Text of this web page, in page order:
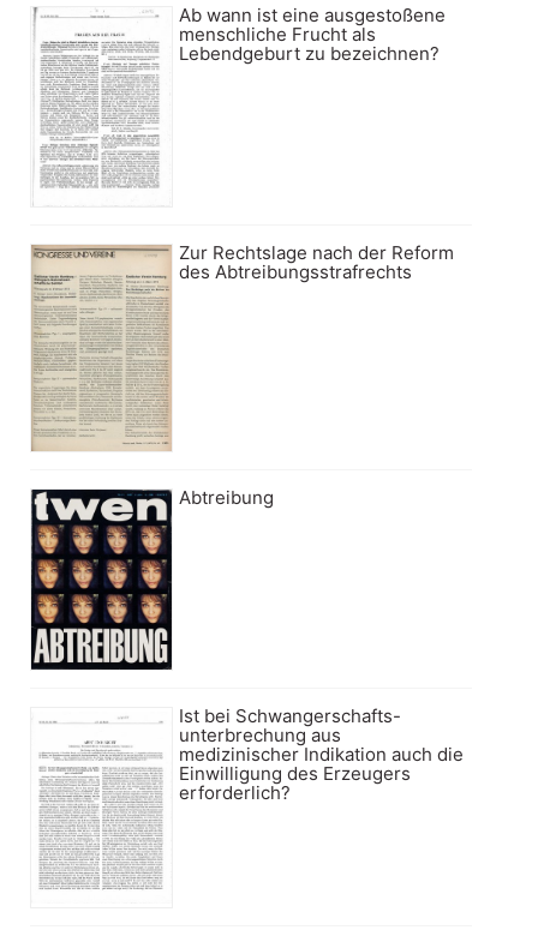
Ab wann ist eine ausgestoßene
menschliche Frucht als
Lebendgeburt zu bezeichnen?
Zur Rechtslage nach der Reform
des Abtreibungsstrafrechts
Abtreibung
Ist bei Schwangerschafts-
unterbrechung aus
medizinischer Indikation auch die
Einwilligung des Erzeugers
erforderlich?